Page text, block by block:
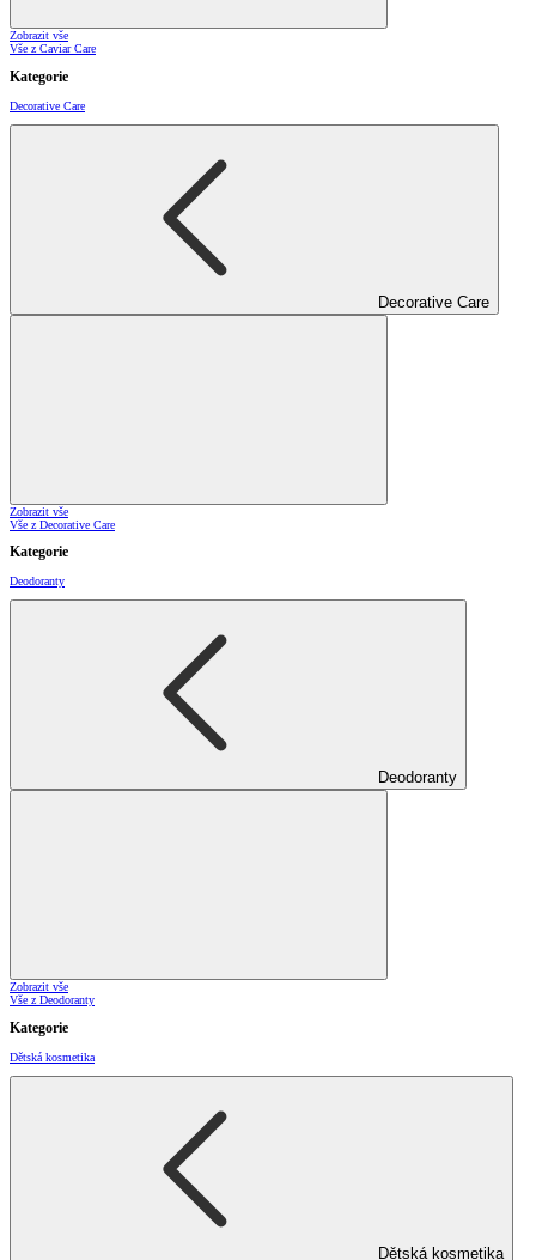
Zobrazit vše
Vše z Caviar Care
Kategorie
Decorative Care
Decorative Care
Zobrazit vše
Vše z Decorative Care
Kategorie
Deodoranty
Deodoranty
Zobrazit vše
Vše z Deodoranty
Kategorie
Dětská kosmetika
Dětská kosmetika